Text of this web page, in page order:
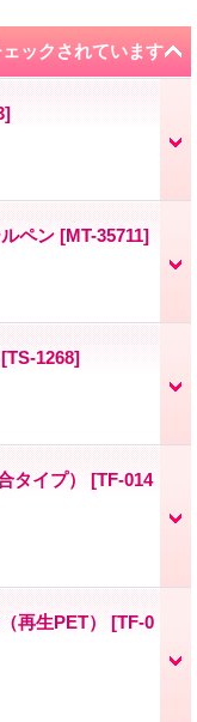
ックされています
]
ペン [MT-35711]
[TS-1268]
タイプ） [TF-014
再生PET） [TF-0